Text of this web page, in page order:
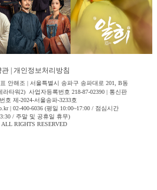
관 개인정보처리방침
안해조 | 서울특별시 송파구 송파대로 201, B동
라타워2) 사업자등록번호 218-87-02390 | 통신판
호 제-2024-서울송파-3233호
| 02-400-6036 (평일 10:00~17:00 / 점심시간
/ 주말 및 공휴일 휴무)
ALL RIGHTS RESERVED